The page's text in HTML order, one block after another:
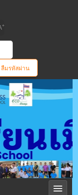
+
ลืมรหัสผ่าน
อง
ม